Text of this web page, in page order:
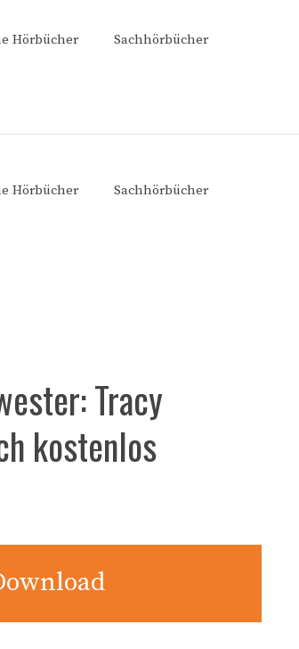
Hörbücher
Sachhörbücher
Hörbücher
Sachhörbücher
Tracy
kostenlos